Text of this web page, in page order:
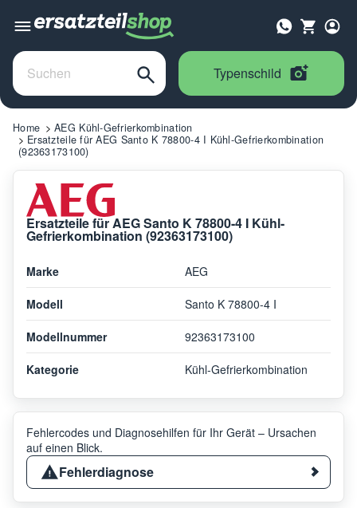
Typenschild
Home
AEG Kühl-Gefrierkombination
Ersatzteile für AEG Santo K 78800-4 I Kühl-Gefrierkombination
(92363173100)
Ersatzteile für AEG Santo K 78800-4 I Kühl-
Gefrierkombination (92363173100)
Marke AEG
Modell Santo K 78800-4 I
Modellnummer 92363173100
Kategorie Kühl-Gefrierkombination
Fehlercodes und Diagnosehilfen für Ihr Gerät – Ursachen
auf einen Blick.
Fehlerdiagnose